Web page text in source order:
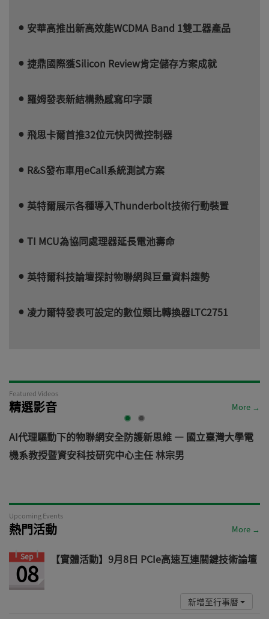
安華高推出新高效能WCDMA Band 1雙工器產品
捷鼎國際獲Silicon Review肯定儲存方案成就
羅姆發表新結構熱感寫印字頭
飛思卡爾首推32位元快閃微控制器
R&S發布車用eCall系統測試方案
英特爾展示各種導入Thunderbolt技術行動裝置
TI MCU為協同處理器延長電池壽命
英特爾科技論壇探討物聯網與巨量資料趨勢
凌力爾特發表可設定的數位類比轉換器LTC2751
Featured Videos
精選影音 More →
AI代理驅動下的物聯網安全防護新思維 — 國立臺灣大學電
機系教授暨資安科技研究中心主任 林宗男
Upcoming Events
熱門活動 More →
Sep
08 【實體活動】9月8日 PCIe高速互連關鍵技術論壇
新增至行事曆